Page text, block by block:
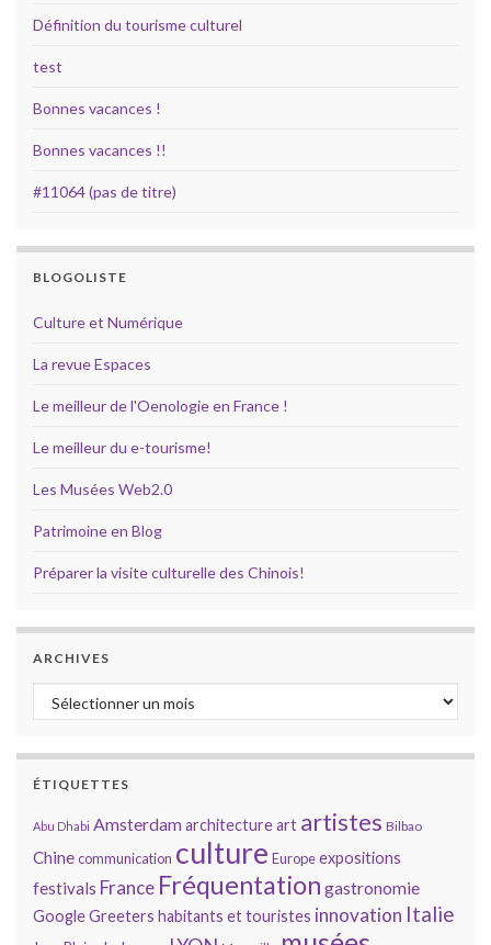
Définition du tourisme culturel
test
Bonnes vacances !
Bonnes vacances !!
#11064 (pas de titre)
BLOGOLISTE
Culture et Numérique
La revue Espaces
Le meilleur de l'Oenologie en France !
Le meilleur du e-tourisme!
Les Musées Web2.0
Patrimoine en Blog
Préparer la visite culturelle des Chinois!
ARCHIVES
Archives
ÉTIQUETTES
Abu Dhabi Amsterdamarchitectureart artistes Bilbao
Chinecommunication culture Europeexpositions
festivals France Fréquentation gastronomie
GoogleGreeters habitants et touristes innovation Italie